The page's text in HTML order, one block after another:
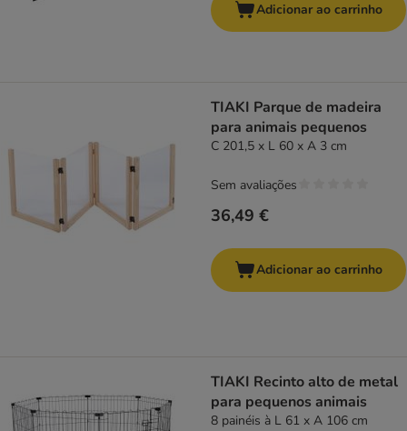
Adicionar ao carrinho
TIAKI Parque de madeira
para animais pequenos
C 201,5 x L 60 x A 3 cm
36,49 €
Sem avaliações
Adicionar ao carrinho
TIAKI Recinto alto de metal
para pequenos animais
8 painéis à L 61 x A 106 cm